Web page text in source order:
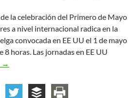
la celebración del Primero de Mayo
a nivel internacional radica en la
convocada en EE UU el 1 de mayo
horas. Las jornadas en EE UU
Primero de Mayo: no nos resignemos,
→